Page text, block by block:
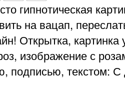
гипнотическая
на вацап,
Открытка,
изображение с
подписью, текстом: